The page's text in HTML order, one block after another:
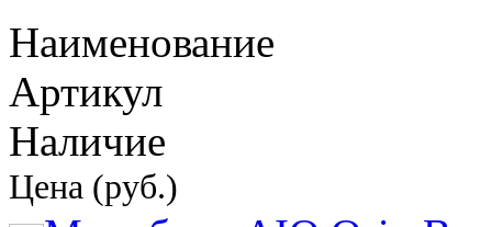
Наименование
Артикул
Наличие
Цена (руб.)